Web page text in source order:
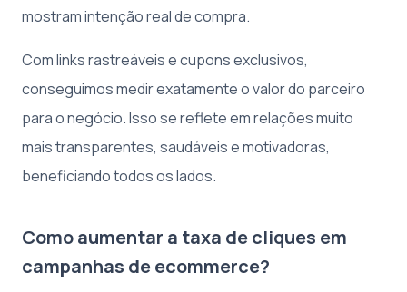
mostram intenção real de compra.
Com links rastreáveis e cupons exclusivos,
conseguimos medir exatamente o valor do parceiro
para o negócio. Isso se reflete em relações muito
mais transparentes, saudáveis e motivadoras,
beneficiando todos os lados.
Como aumentar a taxa de cliques em
campanhas de ecommerce?